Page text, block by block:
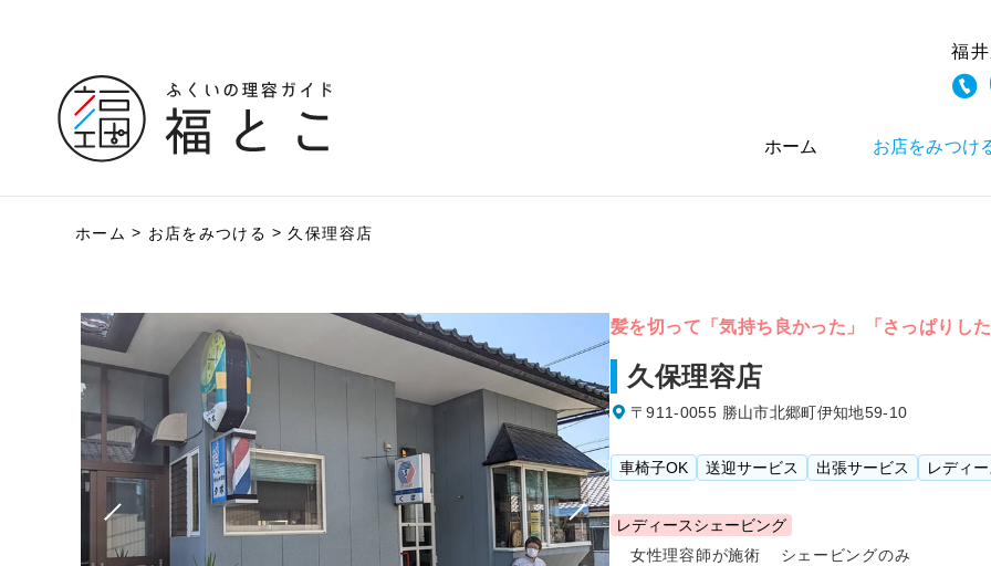
福
ホーム お店をみつけ
ホーム お店をみつける 久保理容店
髪を切って「気持ち良かった」「さっぱりし
久保理容店
〒911-0055 勝山市北郷町伊知地59-10
車椅子OK 送迎サービス 出張サービス レディ
レディースシェービング
女性理容師が施術
シェービングのみ